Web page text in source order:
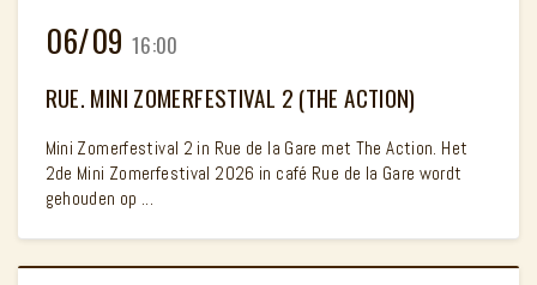
06/09 16:00
RUE. MINI ZOMERFESTIVAL 2 (THE ACTION)
Mini Zomerfestival 2 in Rue de la Gare met The Action. Het
2de Mini Zomerfestival 2026 in café Rue de la Gare wordt
gehouden op ...